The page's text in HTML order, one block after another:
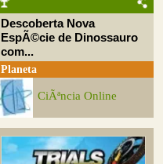
Descoberta Nova
EspÃ©cie de Dinossauro
com...
Planeta
CiÃªncia Online